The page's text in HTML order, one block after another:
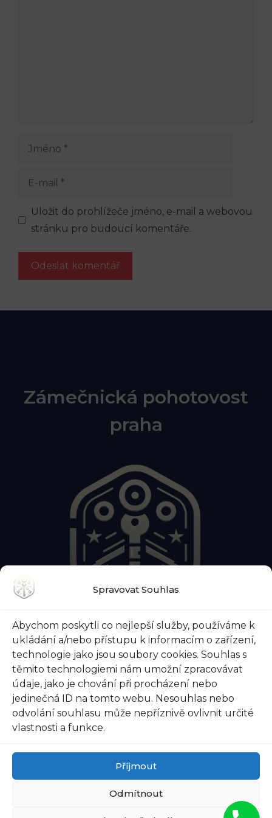
Spravovat Souhlas
Abychom poskytli co nejlepší služby, používáme k
ukládání a/nebo přístupu k informacím o zařízení,
technologie jako jsou soubory cookies. Souhlas s
těmito technologiemi nám umožní zpracovávat
údaje, jako je chování při procházení nebo
jedinečná ID na tomto webu. Nesouhlas nebo
odvolání souhlasu může nepříznivě ovlivnit určité
vlastnosti a funkce.
Příjmout
Odmítnout
Jméno
Uložit do prohlížeče jméno, e-mail a webovou
stránku pro budoucí komentáře.
Zámečnická pohotovost
praha
O NÁSKONTAKTYBLOG
O ZÁMEČNICKÉ POHOTOVOSTI
O ZABEZPEČENÍ DVEŘÍVŠE O TREZORECH
@ 2026 Zámečnictví-svoboda.cz |Ochrana osobních
údajů|Všeobecné obchodní podmínky